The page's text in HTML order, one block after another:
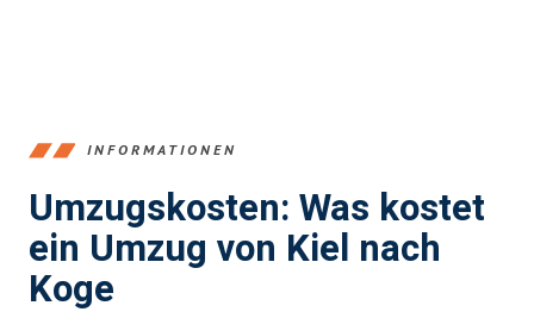
INFORMATIONEN
Umzugskosten: Was kostet
ein Umzug von Kiel nach
Koge